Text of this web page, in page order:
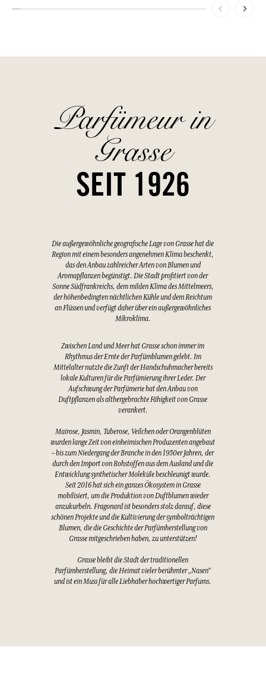
Parfümeur in
Grasse
SEIT 1926
Die außergewöhnliche geografische Lage von Grasse hat die
Region mit einem besonders angenehmen Klima beschenkt,
das den Anbau zahlreicher Arten von Blumen und
Aromapflanzen begünstigt. Die Stadt profitiert von der
Sonne Südfrankreichs, dem milden Klima des Mittelmeers,
der höhenbedingten nächtlichen Kühle und dem Reichtum
an Flüssen und verfügt daher über ein außergewöhnliches
Mikroklima.
Zwischen Land und Meer hat Grasse schon immer im
Rhythmus der Ernte der Parfümblumen gelebt. Im
Mittelalter nutzte die Zunft der Handschuhmacher bereits
lokale Kulturen für die Parfümierung ihrer Leder. Der
Aufschwung der Parfümerie hat den Anbau von
Duftpflanzen als althergebrachte Fähigkeit von Grasse
verankert.
Mairose, Jasmin, Tuberose, Veilchen oder Orangenblüten
wurden lange Zeit von einheimischen Produzenten angebaut
– bis zum Niedergang der Branche in den 1950er Jahren, der
durch den Import von Rohstoffen aus dem Ausland und die
Entwicklung synthetischer Moleküle beschleunigt wurde.
Seit 2016 hat sich ein ganzes Ökosystem in Grasse
mobilisiert, um die Produktion von Duftblumen wieder
anzukurbeln. Fragonard ist besonders stolz darauf, diese
schönen Projekte und die Kultivierung der symbolträchtigen
Blumen, die die Geschichte der Parfümherstellung von
Grasse mitgeschrieben haben, zu unterstützen!
Grasse bleibt die Stadt der traditionellen
Parfümherstellung, die Heimat vieler berühmter „Nasen“
und ist ein Muss für alle Liebhaber hochwertiger Parfums.